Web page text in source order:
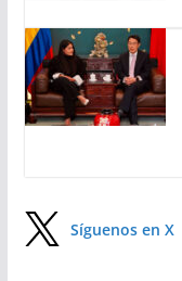
Síguenos en X